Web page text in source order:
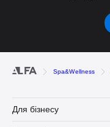
Spa&Wellness
Для бізнесу